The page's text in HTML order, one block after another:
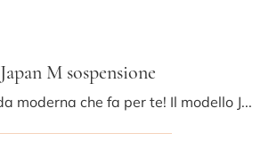
Japan M sospensione
Ecco la lampada moderna che fa per te! Il modello Japan M sospensione è una tra le nostre lampade a sospensione di Midj.